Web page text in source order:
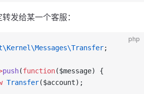
发给某一个客服：
php
;
push(function($message) {
Transfer($account);